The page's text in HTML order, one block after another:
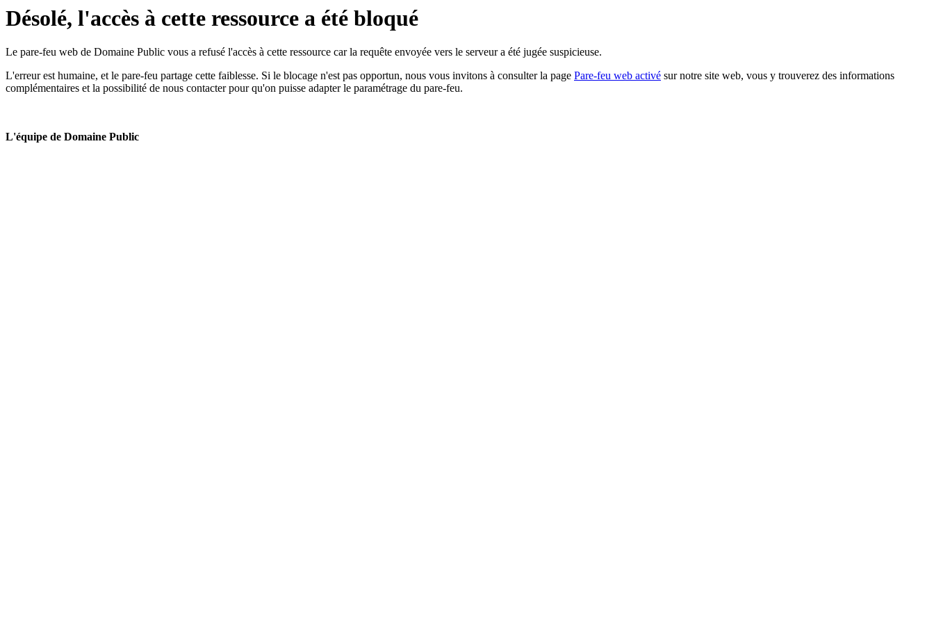
Désolé, l'accès à cette ressource a été bloqué
Le pare-feu web de Domaine Public vous a refusé l'accès à cette ressource car la requête envoyée vers le serveur a été jugée suspicieuse.
L'erreur est humaine, et le pare-feu partage cette faiblesse. Si le blocage n'est pas opportun, nous vous invitons à consulter la page Pare-feu web activé sur notre site web, vous y trouverez des informations
complémentaires et la possibilité de nous contacter pour qu'on puisse adapter le paramétrage du pare-feu.
L'équipe de Domaine Public